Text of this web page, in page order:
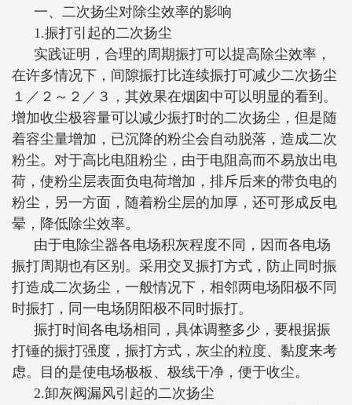
一、二次扬尘对除尘效率的影响
1.振打引起的二次扬尘
实践证明，合理的周期振打可以提高除尘效率，
在许多情况下，间隙振打比连续振打可减少二次扬尘
１／２～２／３，其效果在烟囱中可以明显的看到。
增加收尘极容量可以减少振打时的二次扬尘，但是随
着容尘量增加，已沉降的粉尘会自动脱落，造成二次
粉尘。对于高比电阻粉尘，由于电阻高而不易放出电
荷，使粉尘层表面负电荷增加，排斥后来的带负电的
粉尘，另一方面，随着粉尘层的加厚，还可形成反电
晕，降低除尘效率。
由于电除尘器各电场积灰程度不同，因而各电场
振打周期也有区别。采用交叉振打方式，防止同时振
打造成二次扬尘，一般情况下，相邻两电场阳极不同
时振打，同一电场阴阳极不同时振打。
振打时间各电场相同，具体调整多少，要根据振
打锤的振打强度，振打方式，灰尘的粒度、黏度来考
虑。目的是使电场极板、极线干净，便于收尘。
2.卸灰阀漏风引起的二次扬尘